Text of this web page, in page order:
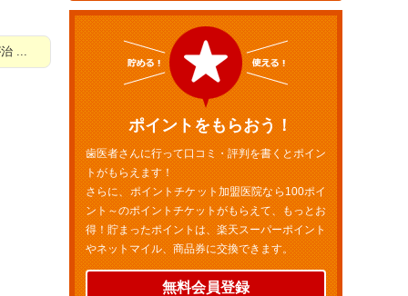
...
ポイントをもらおう！
歯医者さんに行って口コミ・評判を書くとポイン
トがもらえます！
さらに、ポイントチケット加盟医院なら100ポイ
ント～のポイントチケットがもらえて、もっとお
得！貯まったポイントは、楽天スーパーポイント
やネットマイル、商品券に交換できます。
無料会員登録